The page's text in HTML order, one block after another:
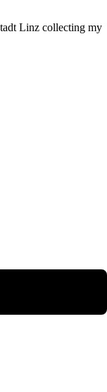
Linz collecting my